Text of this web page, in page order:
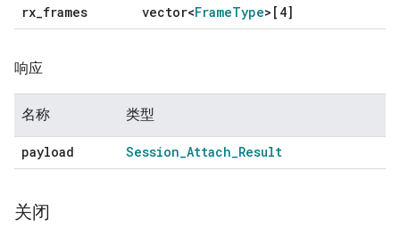
rx_frames vector<FrameType>[4]
响应
名称 类型
payload Session_Attach_Result
关闭